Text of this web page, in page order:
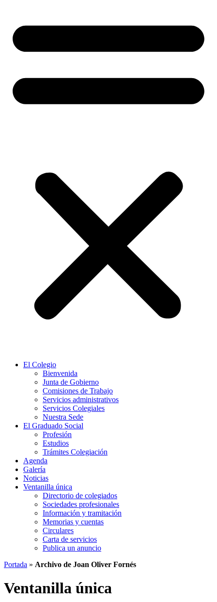
El Colegio
Bienvenida
Junta de Gobierno
Comisiones de Trabajo
Servicios administrativos
Servicios Colegiales
Nuestra Sede
El Graduado Social
Profesión
Estudios
Trámites Colegiación
Agenda
Galería
Noticias
Ventanilla única
Directorio de colegiados
Sociedades profesionales
Información y tramitación
Memorias y cuentas
Circulares
Carta de servicios
Publica un anuncio
Portada » Archivo de Joan Oliver Fornés
Ventanilla única